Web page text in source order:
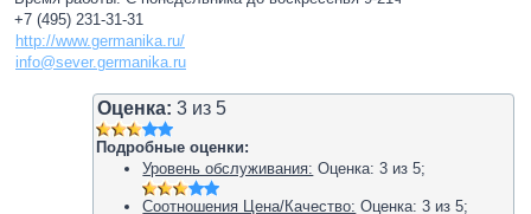
+7 (495) 231-31-31
http://www.germanika.ru/
info@sever.germanika.ru
Оценка: 3 из5
Подробные оценки:
Уровень обслуживания: Оценка:3 из5;
Соотношения Цена/Качество: Оценка:3 из5;